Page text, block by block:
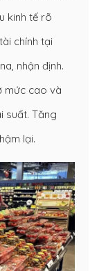
kinh tế rõ
chính tại
nhận định.
mức cao và
suất. Tăng
lại.